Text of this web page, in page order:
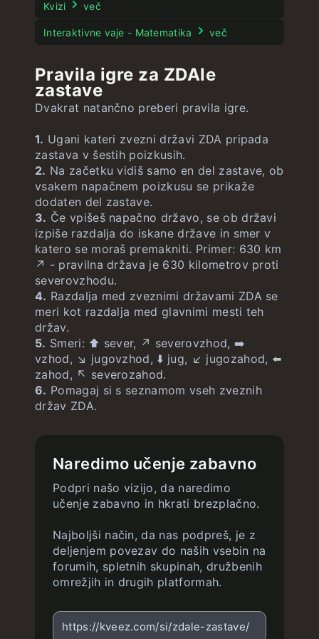
Pesle
Filmle
Kvizi več
Interaktivne vaje - Matematika več
Pravila igre za ZDAle
zastave
Dvakrat natančno preberi pravila igre.
1. Ugani kateri zvezni državi ZDA pripada
zastava v šestih poizkusih.
2. Na začetku vidiš samo en del zastave, ob
vsakem napačnem poizkusu se prikaže
dodaten del zastave.
3. Če vpišeš napačno državo, se ob državi
izpiše razdalja do iskane države in smer v
katero se moraš premakniti. Primer: 630 km
↗️ - pravilna država je 630 kilometrov proti
severovzhodu.
4. Razdalja med zveznimi državami ZDA se
meri kot razdalja med glavnimi mesti teh
držav.
5. Smeri: ⬆️ sever, ↗️ severovzhod, ➡️
vzhod, ↘️ jugovzhod, ⬇️ jug, ↙️ jugozahod, ⬅️
zahod, ↖️ severozahod.
6. Pomagaj si s seznamom vseh zveznih
držav ZDA.
Naredimo učenje zabavno
Podpri našo vizijo, da naredimo
učenje zabavno in hkrati brezplačno.
Najboljši način, da nas podpreš, je z
deljenjem povezav do naših vsebin na
forumih, spletnih skupinah, družbenih
omrežjih in drugih platformah.
https://kveez.com/si/zdale-zastave/